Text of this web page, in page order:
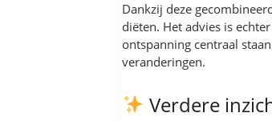
Dankzij deze
diëten. Het advies is
ontspanning centraal
veranderingen.
Verdere